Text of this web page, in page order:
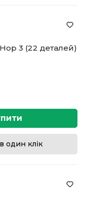
3 (22 деталей)
один клік